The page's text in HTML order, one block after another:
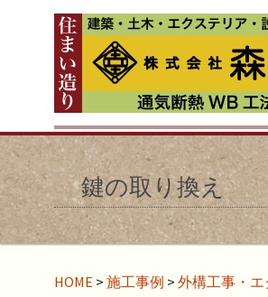
鍵の取り換え
HOME > 施工事例 > 外構工事・